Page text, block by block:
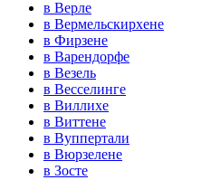
в Верле
в Вермельскирхене
в Фирзене
в Варендорфе
в Везель
в Весселинге
в Виллихе
в Виттене
в Вуппертали
в Вюрзелене
в Зосте